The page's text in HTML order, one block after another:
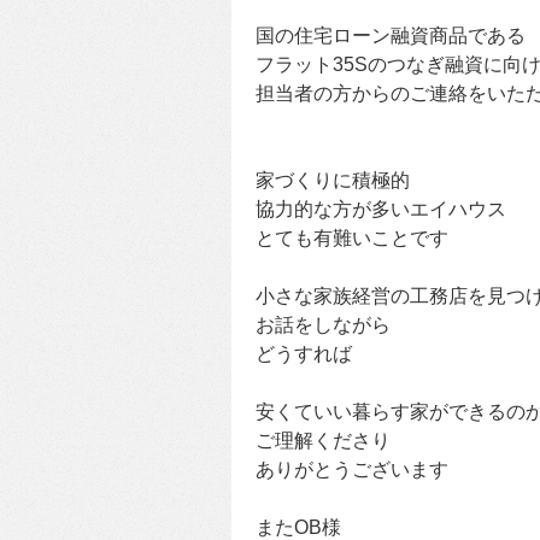
国の住宅ローン融資商品である
フラット35Sのつなぎ融資に向け
担当者の方からのご連絡をいた
家づくりに積極的
協力的な方が多いエイハウス
とても有難いことです
小さな家族経営の工務店を見つ
お話をしながら
どうすれば
安くていい暮らす家ができるの
ご理解くださり
ありがとうございます
またOB様